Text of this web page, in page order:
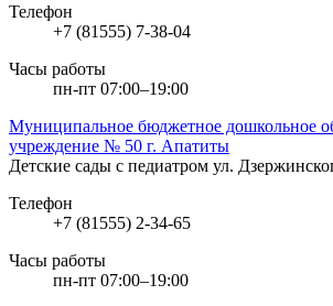
Телефон
+7 (81555) 7-38-04
Часы работы
пн-пт 07:00–19:00
Муниципальное бюджетное дошкольное
учреждение № 50 г. Апатиты
Детские сады с педиатром ул.
Телефон
+7 (81555) 2-34-65
Часы работы
пн-пт 07:00–19:00